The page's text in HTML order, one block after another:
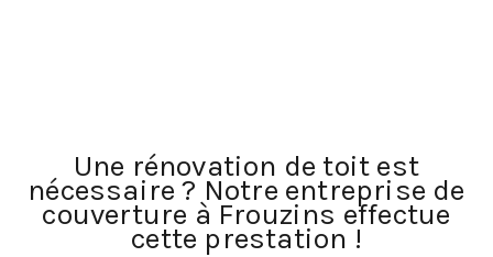
Une rénovation de toit est
nécessaire ? Notre entreprise de
couverture à Frouzins effectue
cette prestation !